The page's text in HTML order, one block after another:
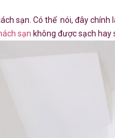
sạn. Có thể nói, đây
sạn không được sạch hay